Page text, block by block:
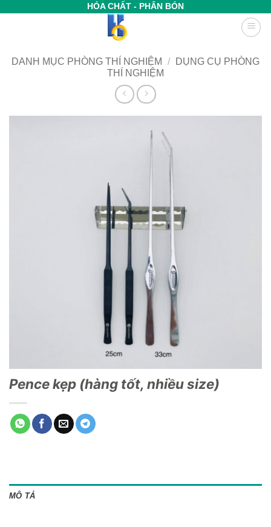
HÓA CHẤT - PHÂN BÓN
DANH MỤC PHÒNG THÍ NGHIỆM /
DỤNG CỤ PHÒNG
THÍ NGHIỆM
Pence kẹp (hàng tốt, nhiều size)
MÔ TẢ